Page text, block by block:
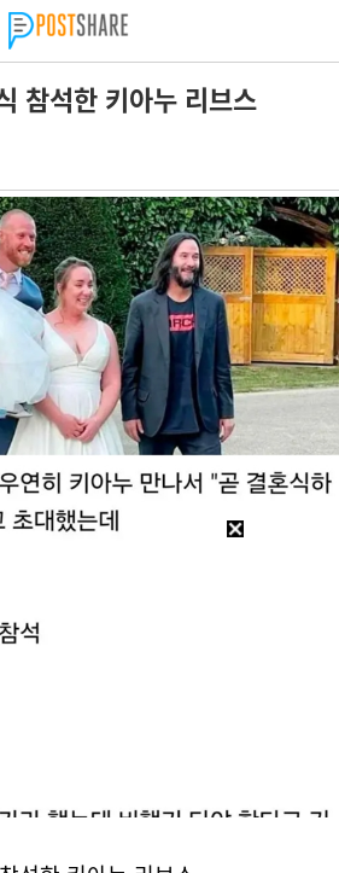
참석한 키아누 리브스